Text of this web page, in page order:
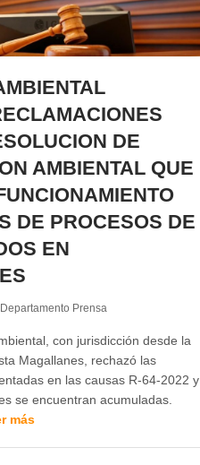
DE
AMBIENTAL QUE
DE PROCESOS DE
EN
Prensa
con jurisdicción desde la
Magallanes, rechazó las
en las causas R-64-2022 y
se encuentran acumuladas.
más